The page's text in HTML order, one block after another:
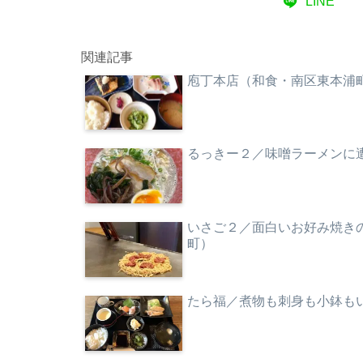
関連記事
庖丁本店（和食・南区東本浦
るっきー２／味噌ラーメンに
いさご２／面白いお好み焼き
町）
たら福／煮物も刺身も小鉢も